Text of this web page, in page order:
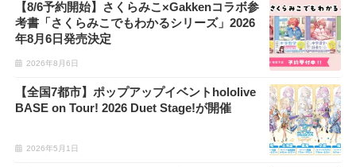
2026年8月6日
【8/6予約開始】さくらみこ×Gakkenコラボ参
考書「さくらみこでもわかるシリーズ」2026
年8月6日発売決定
2026年5月1日
【全国7都市】ポップアップイベントhololive
BASE on Tour! 2026 Duet Stage!が開催